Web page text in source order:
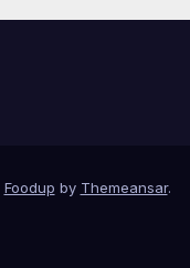
Foodup by Themeansar.